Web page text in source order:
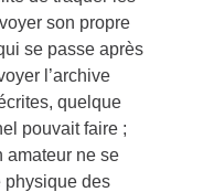
son propre
se passe après
l’archive
quelque
pouvait faire ;
amateur ne se
physique des